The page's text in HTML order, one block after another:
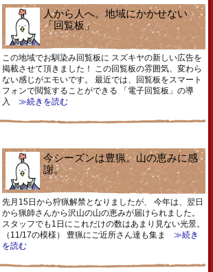
人から人へ。地域にかかせない
「回覧板」
この地域でお馴染み回覧板に スズキヤの新しい広告を
掲載させて頂きました！ この回覧板の雰囲気、変わら
ない感じがエモいです。 最近では、回覧板をスマート
フォンで閲覧することができる 「電子回覧板」の導
入
≫続きを読む
今シーズンは豊猟。山の恵みに感
謝。
先月15日から狩猟解禁となりましたが、 今年は、翌日
から猟師さんから沢山の山の恵みが届けられました。
スタッフでも1日にこれだけの数はあまり見ない光景。
（11/17の模様） 豊猟にご近所さん達も集ま
≫続き
を読む